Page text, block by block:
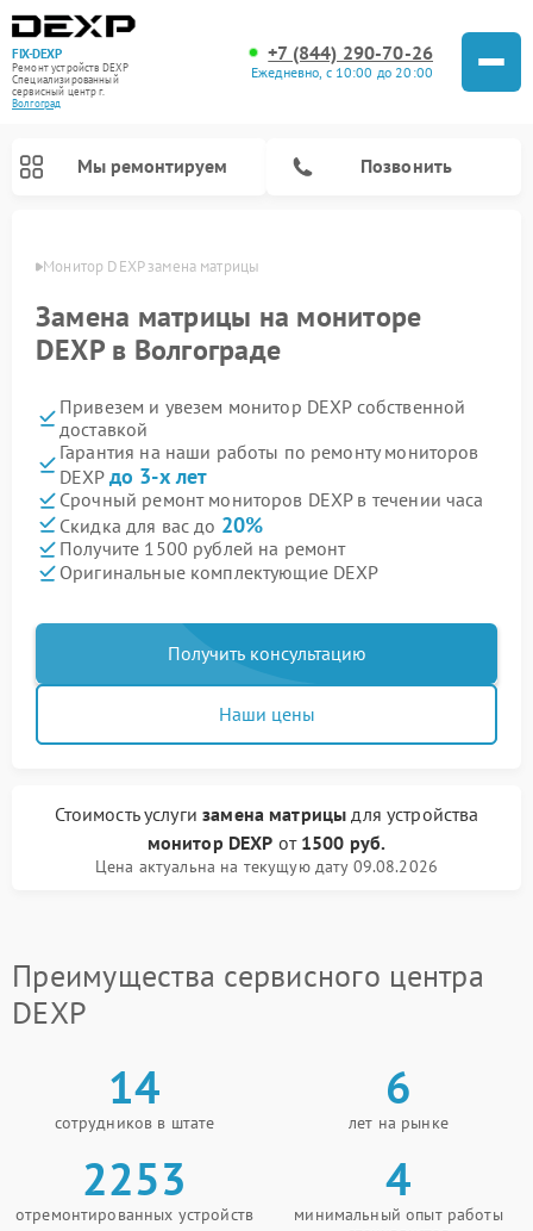
FIX-DEXP
Ремонт устройств DEXP
Специализированный
cервисный центр г.
Волгоград
+7 (844) 290-70-26
Ежедневно, с 10:00 до 20:00
Мы ремонтируем Позвонить
Монитор DEXP замена матрицы
Замена матрицы на мониторе
DEXP в Волгограде
Привезем и увезем монитор DEXP собственной
доставкой
Гарантия на наши работы по ремонту мониторов
DEXP до 3-х лет
Срочный ремонт мониторов DEXP в течении часа
Скидка для вас до 20%
Получите 1500 рублей на ремонт
Оригинальные комплектующие DEXP
Получить консультацию
Наши цены
Стоимость услугизамена матрицы для устройства
монитор DEXP от 1500 руб.
Цена актуальна на текущую дату 09.08.2026
Преимущества сервисного центра
DEXP
14
сотрудников в штате
6
лет на рынке
2253
отремонтированных устройств
4
минимальный опыт работы